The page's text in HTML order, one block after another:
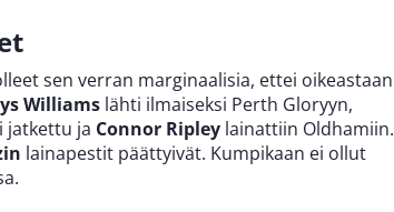
sen verran marginaalisia, ettei oikeastaan
Williams lähti ilmaiseksi Perth Gloryyn,
jatkettu ja Connor Ripley lainattiin Oldhamiin.
lainapestit päättyivät. Kumpikaan ei ollut